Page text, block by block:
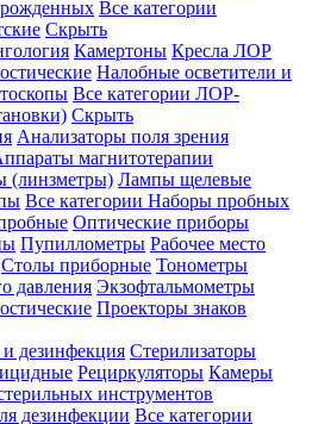
Все категории
Скрыть
Камертоны Кресла ЛОР
Налобные осветители и
Все категории ЛОР-
Скрыть
Анализаторы поля зрения
магнитотерапии
(линзметры) Лампы щелевые
Все категории Наборы пробных
Оптические приборы
Пупиллометры Рабочее место
Столы приборные Тонометры
давления Экзофтальмометры
Проекторы знаков
дезинфекция Стерилизаторы
Рециркуляторы Камеры
инструментов
дезинфекции Все категории